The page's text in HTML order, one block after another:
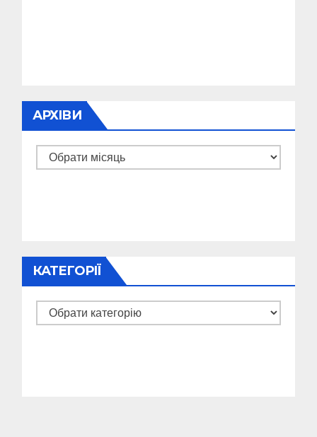
АРХІВИ
Архіви
КАТЕГОРІЇ
Категорії